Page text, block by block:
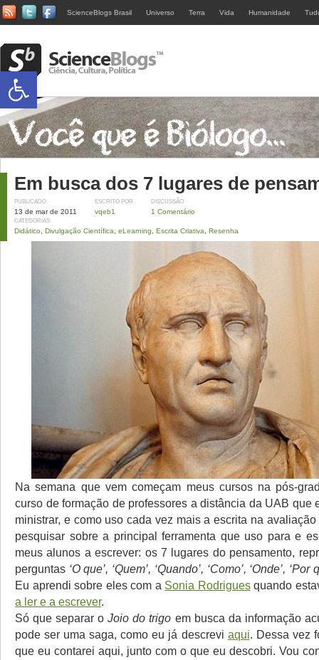
ScienceBlogs Brasil Universo Terra Vida Humanidade
Em busca dos 7 lugares de
PUBLICADO
13 de mar de 2011
ESCRITO POR
vqeb1
DISCUSSÃO
1 Comentário
CATEGORIAS
Didático Divulgação Científica eLearning Escrita Criativa Resenha
Na semana que vem começam meus cursos na pós-
curso de formação de professores a distância da UAB que
ministrar, e como uso cada vez mais a escrita na
pesquisar sobre a principal ferramenta que uso para e
meus alunos a escrever: os 7 lugares do pensamento,
perguntas ‘O que’, ‘Quem’, ‘Quando’, ‘Como’, ‘Onde’, ‘Por
Eu aprendi sobre eles com a Sonia Rodriguesquando
a ler e a escrever.
Só que separar oJoio do trigo em busca da informação
pode ser uma saga, como eu já descrevi aqui. Dessa vez
que eu contarei aqui, junto com o que eu descobri. Vou
Abrir a barra de ferramentas